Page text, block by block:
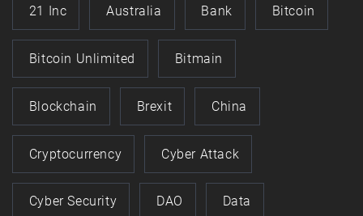
21 Inc Australia Bank Bitcoin
Bitcoin Unlimited Bitmain
Blockchain Brexit China
Cryptocurrency Cyber Attack
Cyber Security DAO Data